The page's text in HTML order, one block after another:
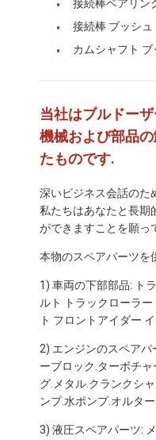
カミンズのエンジン
MITSUBISHI エンジン
DOOSAN エンジン部
EC VOLVO エンジンの
Isuzuのエンジン部分
Hinoのエンジン部分
YANMAR エンジン部
weichaiのエンジン部
パーキンスのエンジ
接続棒ベアリン
接続棒 ブッシュ
カムシャフト ブ
当社はブルドー
機械および部品
たものです.
深いビジネス会話のた
私たちはあなたと長期
ができますことを願っ
本物のスペアパーツを
1) 車両の下部部品: ト
ルト トラックローラ
ト フロントアイダー
2) エンジンのスペア
ーブロック.ターボチ
グ.メタル.クランクシ
ンプ.水ポンプ.オルタ
3) 液圧スペアパーツ: